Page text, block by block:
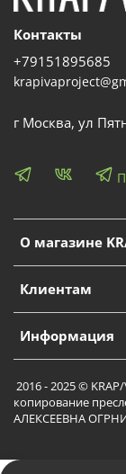
О магазине
Клиентам
Информация
Контакты
+79151895685
г Москва, ул
2016 - 2025 ©
копирование
АЛЕКСЕЕВНА